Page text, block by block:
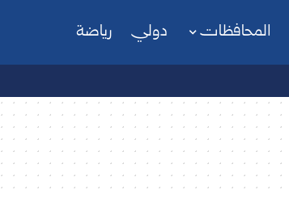
المحافظات دولي رياضة